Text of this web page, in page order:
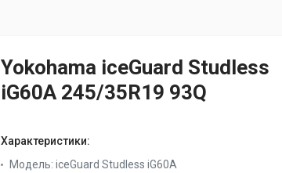
Yokohama iceGuard Studless
iG60A 245/35R19 93Q
Характеристики:
Модель: iceGuard Studless iG60A